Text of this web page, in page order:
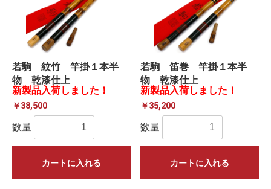
若駒 紋竹 竿掛１本半
物 乾漆仕上
新製品入荷しました！
￥38,500
数量
カートに入れる
若駒 笛巻 竿掛１本半
物 乾漆仕上
新製品入荷しました！
￥35,200
数量
カートに入れる